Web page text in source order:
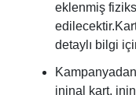
eklenmiş
edilecektir.
detaylı bilgi
ininal kart,